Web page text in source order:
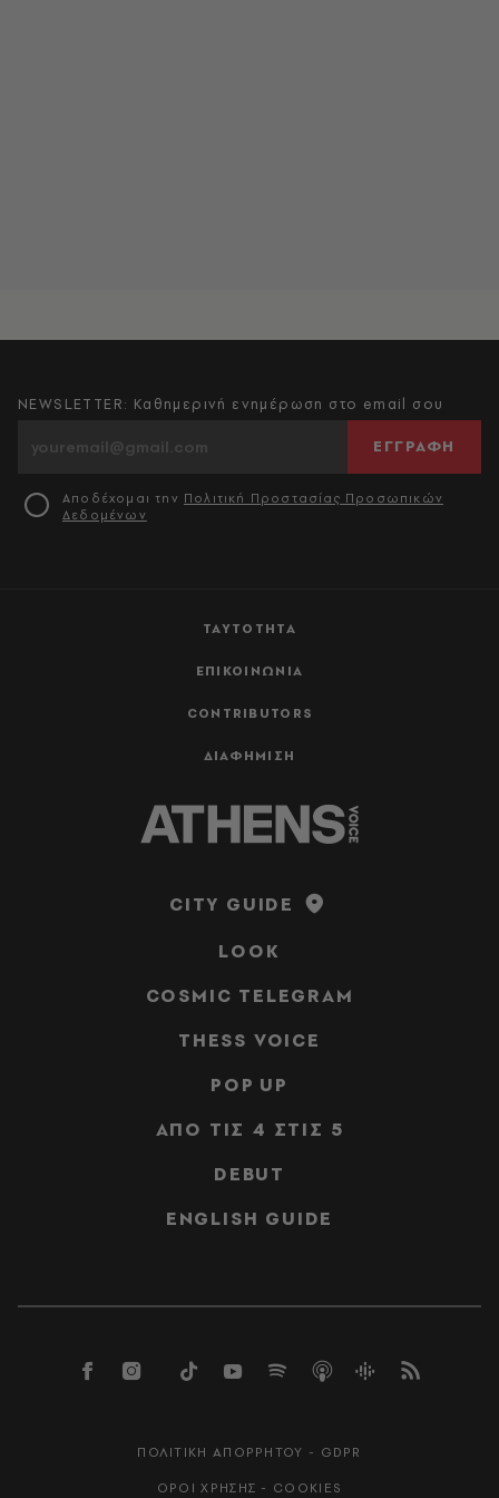
ΤΑΥΤΟΤΗΤΑ
ΕΠΙΚΟΙΝΩΝΙΑ
CONTRIBUTORS
ΔΙΑΦΗΜΙΣΗ
NEWSLETTER: Καθημερινή ενημέρωση στο email σου
ΕΓΓΡΑΦΗ
Αποδέχομαι την Πολιτική Προστασίας Προσωπικών
Δεδομένων
CITY GUIDE
LOOK
COSMIC TELEGRAM
THESS VOICE
POP UP
ΑΠΟ ΤΙΣ 4 ΣΤΙΣ 5
DEBUT
ENGLISH GUIDE
ΠΟΛΙΤΙΚΗ ΑΠΟΡΡΗΤΟΥ - GDPR
ΟΡΟΙ ΧΡΗΣΗΣ - COOKIES